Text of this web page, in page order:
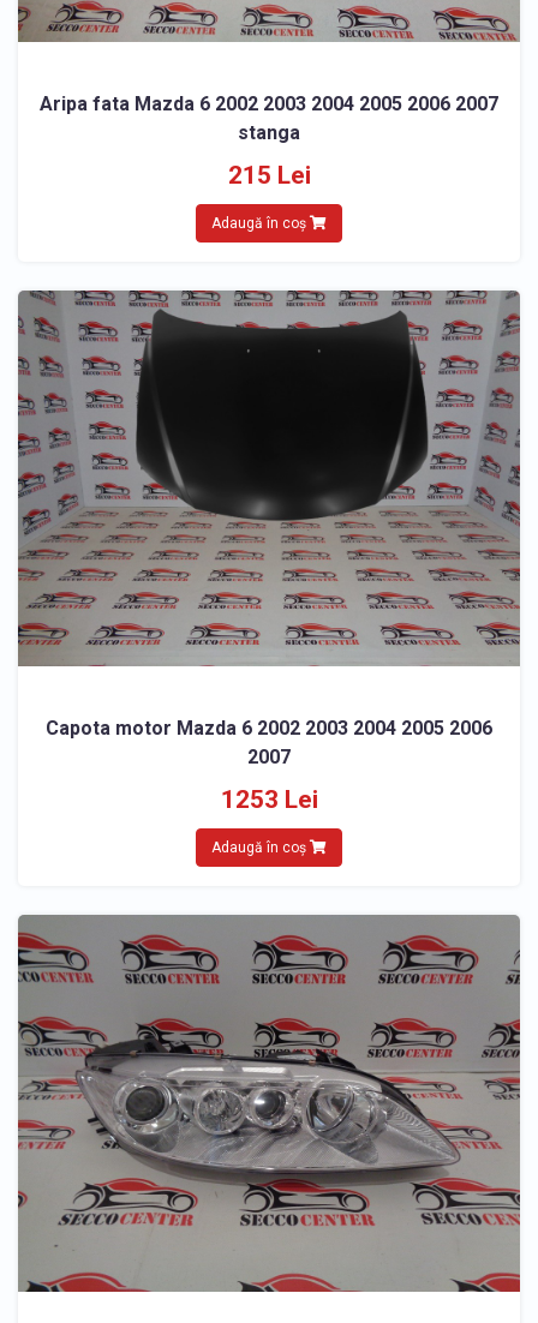
Aripa fata Mazda 6 2002 2003 2004 2005 2006 2007
stanga
215 Lei
Adaugă în coș
Capota motor Mazda 6 2002 2003 2004 2005 2006
2007
1253 Lei
Adaugă în coș